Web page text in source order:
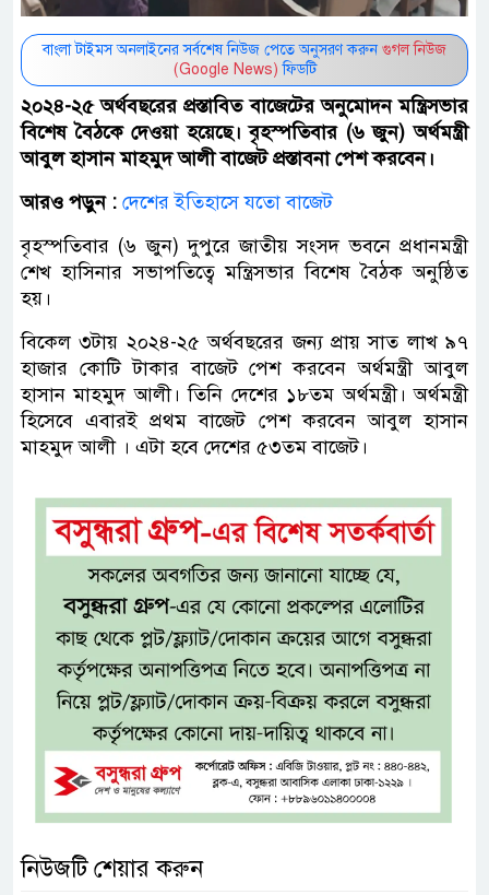
বাংলা টাইমস অনলাইনের সর্বশেষ নিউজ পেতে অনুসরণ করুন গুগল নিউজ
(Google News) ফিডটি
২০২৪-২৫ অর্থবছরের প্রস্তাবিত বাজেটের অনুমোদন মন্ত্রিসভার
বিশেষ বৈঠকে দেওয়া হয়েছে। বৃহস্পতিবার (৬ জুন) অর্থমন্ত্রী
আবুল হাসান মাহমুদ আলী বাজেট প্রস্তাবনা পেশ করবেন।
আরও পড়ুন : দেশের ইতিহাসে যতো বাজেট
বৃহস্পতিবার (৬ জুন) দুপুরে জাতীয় সংসদ ভবনে প্রধানমন্ত্রী
শেখ হাসিনার সভাপতিত্বে মন্ত্রিসভার বিশেষ বৈঠক অনুষ্ঠিত
হয়।
বিকেল ৩টায় ২০২৪-২৫ অর্থবছরের জন্য প্রায় সাত লাখ ৯৭
হাজার কোটি টাকার বাজেট পেশ করবেন অর্থমন্ত্রী আবুল
হাসান মাহমুদ আলী। তিনি দেশের ১৮তম অর্থমন্ত্রী। অর্থমন্ত্রী
হিসেবে এবারই প্রথম বাজেট পেশ করবেন আবুল হাসান
মাহমুদ আলী । এটা হবে দেশের ৫৩তম বাজেট।
নিউজটি শেয়ার করুন